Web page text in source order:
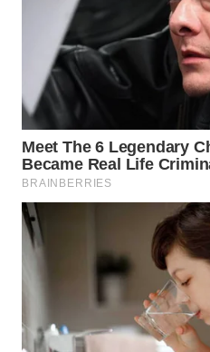
WN
KUNINGAN
WN
MAJALENGKA
WN
SUBANG
PURWAKARTA